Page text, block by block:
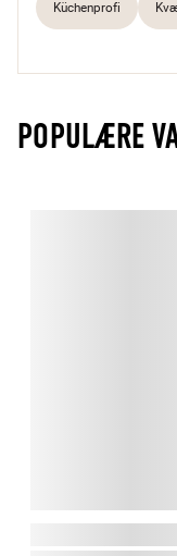
Küchenprofi
POPULÆRE